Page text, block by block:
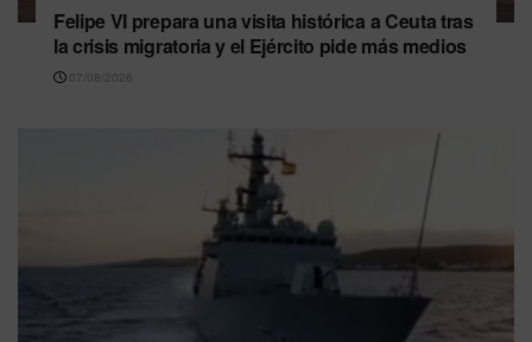
Felipe VI prepara una visita histórica a Ceuta tras
la crisis migratoria y el Ejército pide más medios
07/08/2026